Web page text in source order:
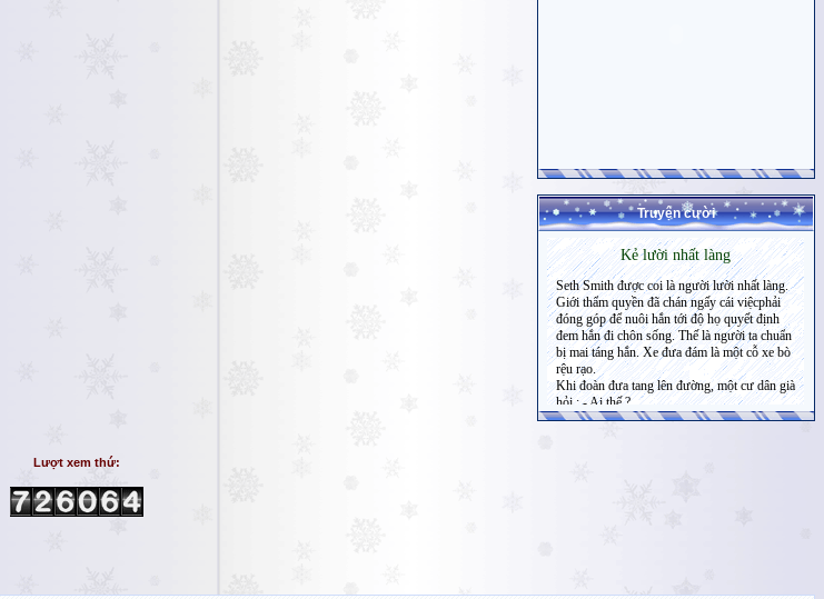
Truyện cười
Lượt xem thứ: